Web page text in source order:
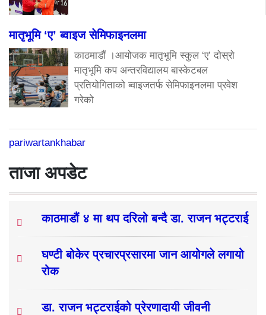
मातृभूमि ‘ए’ ब्वाइज सेमिफाइनलमा
काठमाडौं ।आयोजक मातृभूमि स्कुल ‘ए’ दोस्रो
मातृभूमि कप अन्तरविद्यालय बास्केटबल
प्रतियोगिताको ब्वाइजतर्फ सेमिफाइनलमा प्रवेश
गरेको
pariwartankhabar
ताजा अपडेट
काठमाडौं ४ मा थप दरिलो बन्दै डा. राजन भट्टराई
घण्टी बोकेर प्रचारप्रसारमा जान आयोगले लगायो
रोक
डा. राजन भट्टराईको प्रेरणादायी जीवनी